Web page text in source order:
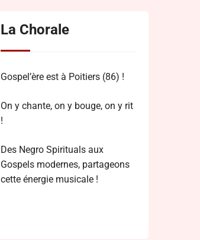
La Chorale
Gospel’ère est à Poitiers (86) !
On y chante, on y bouge, on y rit
!
Des Negro Spirituals aux
Gospels modernes, partageons
cette énergie musicale !